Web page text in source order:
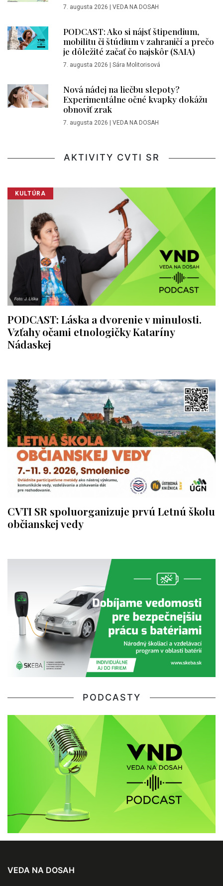
7. augusta 2026 VEDA NA DOSAH
PODCAST: Ako si nájsť štipendium,
mobilitu či štúdium v zahraničí a prečo
je dôležité začať čo najskôr (SAIA)
7. augusta 2026 Sára Molitorisová
Nová nádej na liečbu slepoty?
Experimentálne očné kvapky dokážu
obnoviť zrak
7. augusta 2026 VEDA NA DOSAH
AKTIVITY CVTI SR
KULTÚRA
PODCAST: Láska a dvorenie v minulosti.
Vzťahy očami etnologičky Kataríny
Nádaskej
CVTI SR spoluorganizuje prvú Letnú školu
občianskej vedy
PODCASTY
VEDA NA DOSAH